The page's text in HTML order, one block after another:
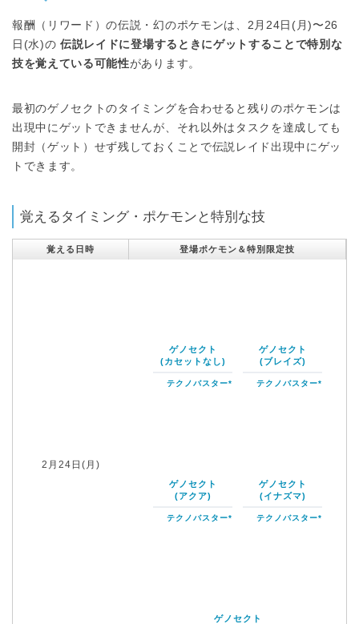
報酬（リワード）の伝説・幻のポケモンは、2月24日(月)〜26
日(水)の伝説レイドに登場するときにゲットすることで特別な
技を覚えている可能性があります。
最初のゲノセクトのタイミングを合わせると残りのポケモンは
出現中にゲットできませんが、それ以外はタスクを達成しても
開封（ゲット）せず残しておくことで伝説レイド出現中にゲッ
トできます。
覚えるタイミング・ポケモンと特別な技
覚える日時 登場ポケモン＆特別限定技
2月24日(月)
ゲノセクト
(カセットなし)
テクノバスター*
ゲノセクト
(ブレイズ)
テクノバスター*
ゲノセクト
(アクア)
テクノバスター*
ゲノセクト
(イナズマ)
テクノバスター*
ゲノセクト